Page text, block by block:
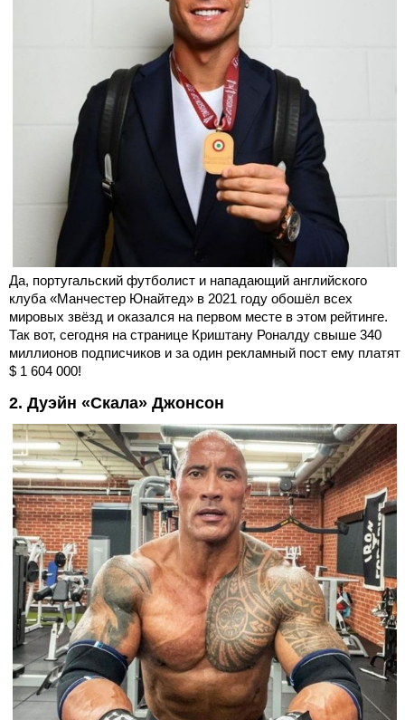
Да, португальский футболист и нападающий английского
клуба «Манчестер Юнайтед» в 2021 году обошёл всех
мировых звёзд и оказался на первом месте в этом рейтинге.
Так вот, сегодня на странице Криштану Роналду свыше 340
миллионов подписчиков и за один рекламный пост ему платят
$ 1 604 000!
2. Дуэйн «Скала» Джонсон